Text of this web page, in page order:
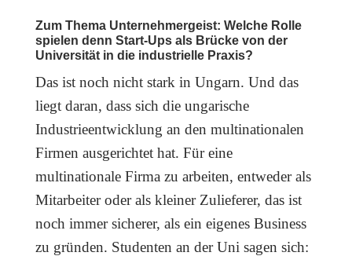
Zum Thema Unternehmergeist: Welche Rolle
spielen denn Start-Ups als Brücke von der
Universität in die industrielle Praxis?
Das ist noch nicht stark in Ungarn. Und das
liegt daran, dass sich die ungarische
Industrieentwicklung an den multinationalen
Firmen ausgerichtet hat. Für eine
multinationale Firma zu arbeiten, entweder als
Mitarbeiter oder als kleiner Zulieferer, das ist
noch immer sicherer, als ein eigenes Business
zu gründen. Studenten an der Uni sagen sich: